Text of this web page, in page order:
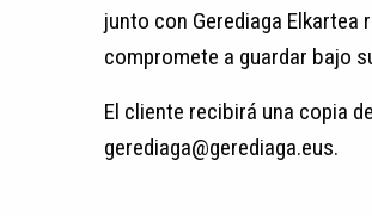
junto con Gerediaga
compromete a guardar bajo
El cliente recibirá una copia
gerediaga@gerediaga.eus.